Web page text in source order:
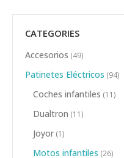
CATEGORIES
Accesorios (49)
Patinetes Eléctricos (94)
Coches infantiles (11)
Dualtron (11)
Joyor (1)
Motos infantiles (26)